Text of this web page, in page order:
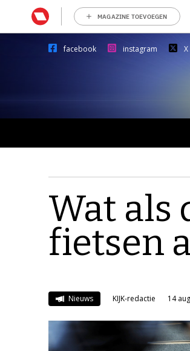
MAGAZINE TOEVOEGEN
facebook instagram X
Wat als
fietsen
Nieuws KIJK-redactie 14